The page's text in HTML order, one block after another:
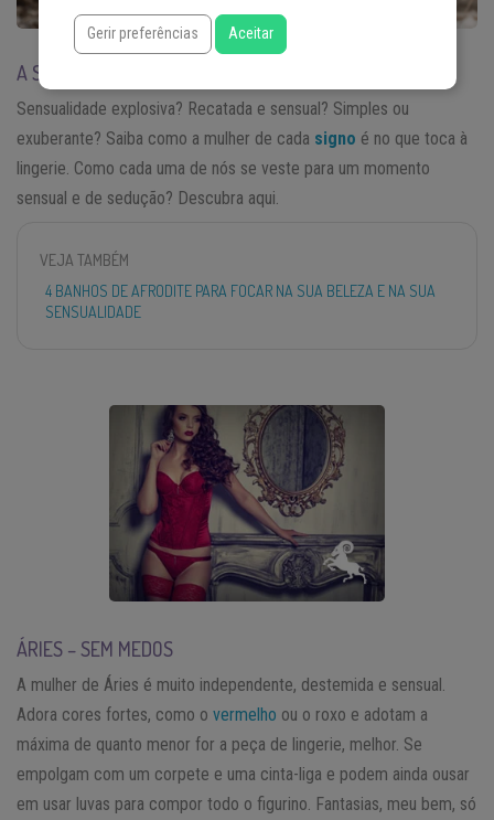
A SENSUALIDADE DA LINGERIE DE CADA SIGNO
Sensualidade explosiva? Recatada e sensual? Simples ou
exuberante? Saiba como a mulher de cada signo é no que toca à
lingerie. Como cada uma de nós se veste para um momento
sensual e de sedução? Descubra aqui.
VEJA TAMBÉM
4 BANHOS DE AFRODITE PARA FOCAR NA SUA BELEZA E NA SUA
SENSUALIDADE
ÁRIES – SEM MEDOS
A mulher de Áries é muito independente, destemida e sensual.
Adora cores fortes, como o vermelho ou o roxo e adotam a
máxima de quanto menor for a peça de lingerie, melhor. Se
empolgam com um corpete e uma cinta-liga e podem ainda ousar
em usar luvas para compor todo o figurino. Fantasias, meu bem, só
Gerir preferências Aceitar